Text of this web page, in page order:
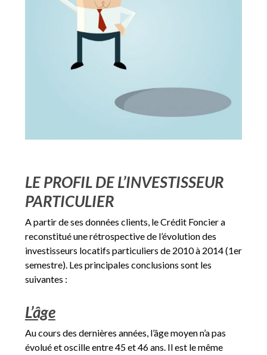
LE PROFIL DE L’INVESTISSEUR
PARTICULIER
A partir de ses données clients, le Crédit Foncier a
reconstitué une rétrospective de l’évolution des
investisseurs locatifs particuliers de 2010 à 2014 (1er
semestre). Les principales conclusions sont les
suivantes :
L’âge
Au cours des dernières années, l’âge moyen n’a pas
évolué et oscille entre 45 et 46 ans. Il est le même